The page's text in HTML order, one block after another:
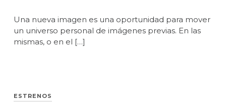
Una nueva imagen es una oportunidad para mover
un universo personal de imágenes previas. En las
mismas, o en el […]
ESTRENOS